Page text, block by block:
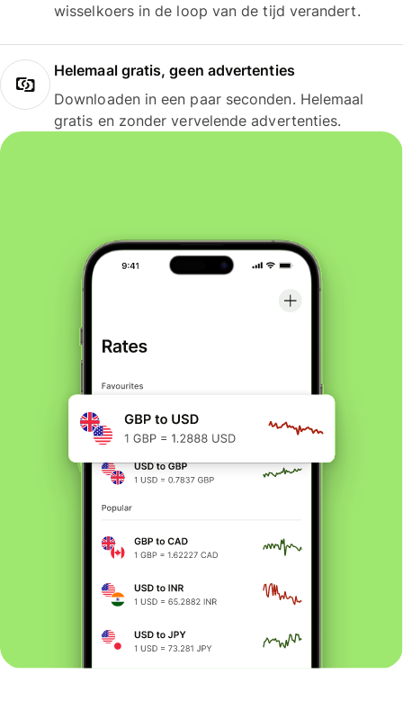
wisselkoers in de loop van de tijd verandert.
Helemaal gratis, geen advertenties
Downloaden in een paar seconden. Helemaal
gratis en zonder vervelende advertenties.